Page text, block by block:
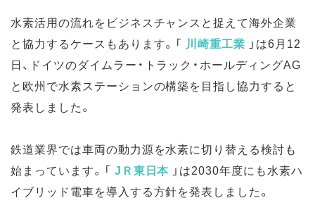
水素活用の流れをビジネスチャンスと捉えて海外企業
と協力するケースもあります。 「 川崎重工業 」 は6月12
日、ドイツのダイムラー・トラック・ホールディングAG
と欧州で水素ステーションの構築を目指し協力すると
発表しました。
鉄道業界では車両の動力源を水素に切り替える検討も
始まっています。 「 JＲ東日本 」 は2030年度にも水素ハ
イブリッド電車を導入する方針を発表しました。